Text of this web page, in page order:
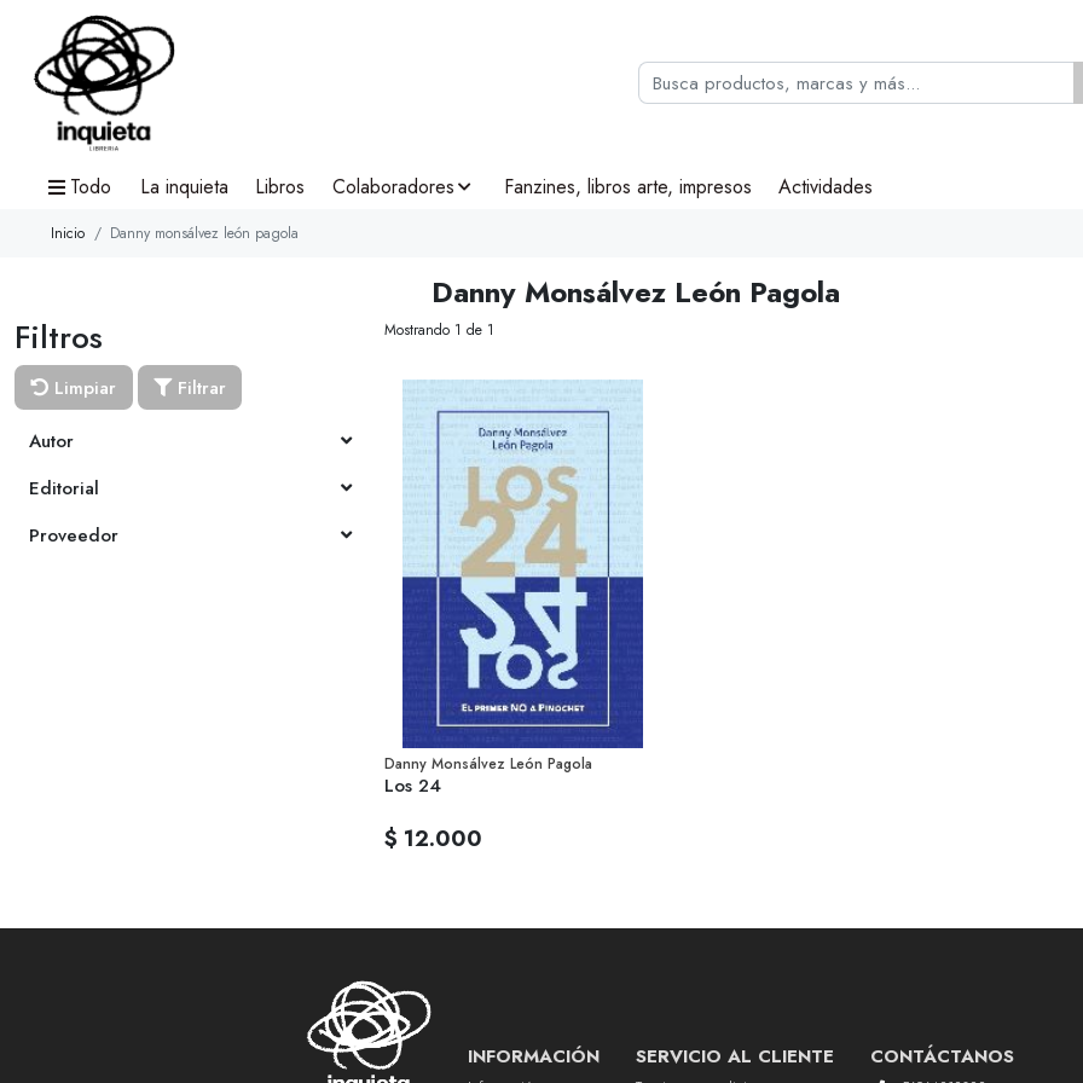
Todo La inquieta Libros Colaboradores Fanzines, libros arte, impresos Actividades
Inicio Danny monsálvez león pagola
Danny Monsálvez León Pagola
Filtros
Limpiar
Filtrar
Autor
Editorial
Proveedor
Mostrando 1 de 1
Danny Monsálvez León Pagola
Los 24
$ 12.000
INFORMACIÓN SERVICIO AL CLIENTE CONTÁCTANOS